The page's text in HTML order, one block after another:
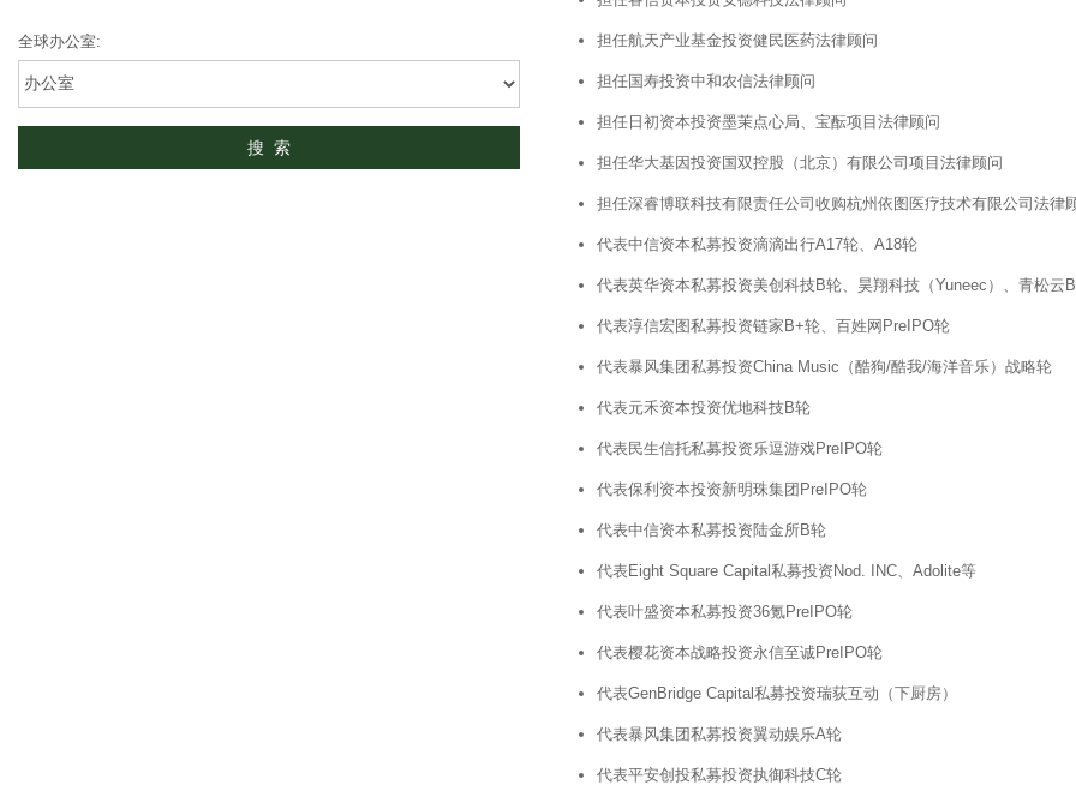
全球办公室: 担任航天产业基金投资健民医药法律顾问
担任国寿投资中和农信法律顾问
担任日初资本投资墨茉点心局、宝酝项目法律顾问
担任华大基因投资国双控股（北京）有限公司项目法律顾问
担任深睿博联科技有限责任公司收购杭州依图医疗技术有限公司法律
代表中信资本私募投资滴滴出行A17轮、A18轮
代表英华资本私募投资美创科技B轮、昊翔科技（Yuneec）、青松云
代表淳信宏图私募投资链家B+轮、百姓网PreIPO轮
代表暴风集团私募投资China Music（酷狗/酷我/海洋音乐）战略轮
代表元禾资本投资优地科技B轮
代表民生信托私募投资乐逗游戏PreIPO轮
代表保利资本投资新明珠集团PreIPO轮
代表中信资本私募投资陆金所B轮
代表Eight Square Capital私募投资Nod. INC、Adolite等
代表叶盛资本私募投资36氪PreIPO轮
代表樱花资本战略投资永信至诚PreIPO轮
代表GenBridge Capital私募投资瑞荻互动（下厨房）
代表暴风集团私募投资翼动娱乐A轮
代表平安创投私募投资执御科技C轮